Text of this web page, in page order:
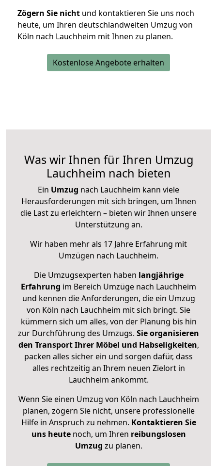
Zögern Sie nicht und kontaktieren Sie uns noch
heute, um Ihren deutschlandweiten Umzug von
Köln nach Lauchheim mit Ihnen zu planen.
Kostenlose Angebote erhalten
Was wir Ihnen für Ihren Umzug
Lauchheim nach bieten
Ein Umzug nach Lauchheim kann viele
Herausforderungen mit sich bringen, um Ihnen
die Last zu erleichtern – bieten wir Ihnen unsere
Unterstützung an.
Wir haben mehr als 17 Jahre Erfahrung mit
Umzügen nach Lauchheim.
Die Umzugsexperten haben langjährige
Erfahrung im Bereich Umzüge nach Lauchheim
und kennen die Anforderungen, die ein Umzug
von Köln nach Lauchheim mit sich bringt. Sie
kümmern sich um alles, von der Planung bis hin
zur Durchführung des Umzugs. Sie organisieren
den Transport Ihrer Möbel und Habseligkeiten,
packen alles sicher ein und sorgen dafür, dass
alles rechtzeitig an Ihrem neuen Zielort in
Lauchheim ankommt.
Wenn Sie einen Umzug von Köln nach Lauchheim
planen, zögern Sie nicht, unsere professionelle
Hilfe in Anspruch zu nehmen. Kontaktieren Sie
uns heutenoch, um Ihren reibungslosen
Umzug zu planen.